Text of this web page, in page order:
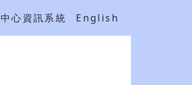
中心資訊系統 English